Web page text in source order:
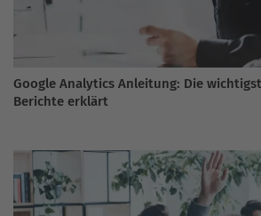
Google Analytics Anleitung: Die
Berichte erklärt